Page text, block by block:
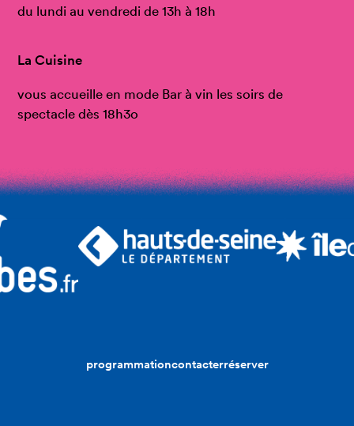
du lundi au vendredi de 13h à 18h
La Cuisine
vous accueille en mode Bar à vin les soirs de
spectacle dès 18h3o
programmationcontacterréserver